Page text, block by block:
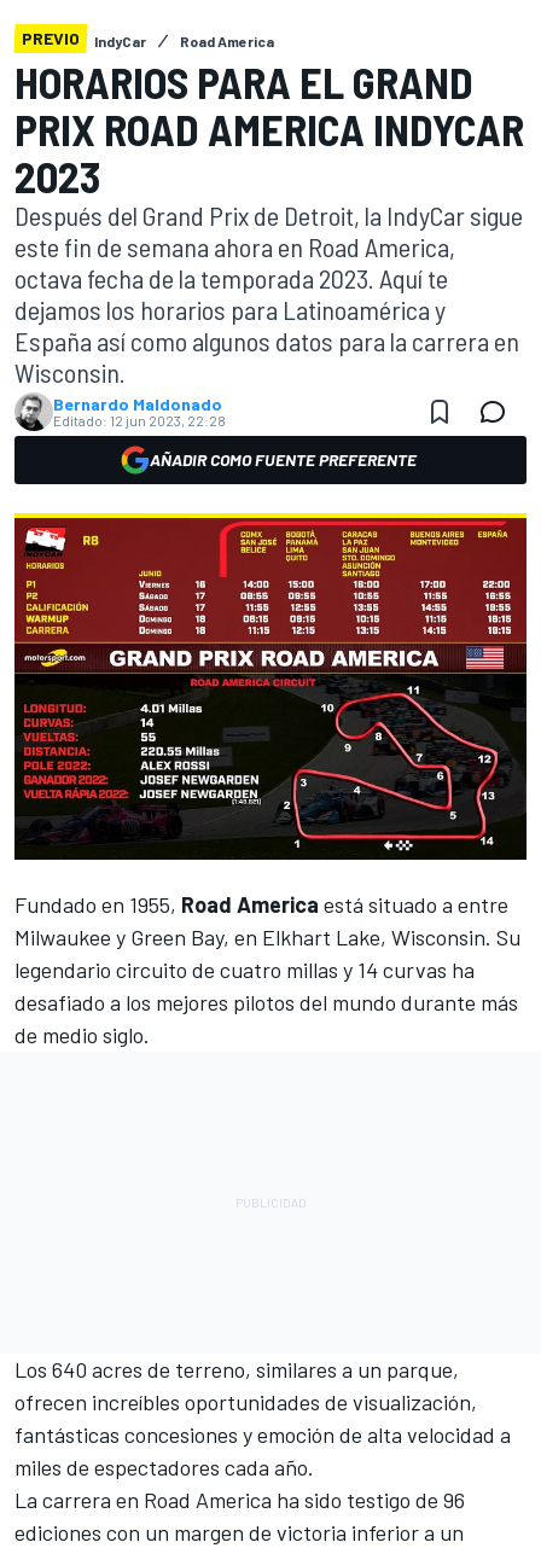
PREVIO IndyCar Road America
HORARIOS PARA EL GRAND
PRIX ROAD AMERICA INDYCAR
2023
Después del Grand Prix de Detroit, la IndyCar sigue
este fin de semana ahora en Road America,
octava fecha de la temporada 2023. Aquí te
dejamos los horarios para Latinoamérica y
España así como algunos datos para la carrera en
Wisconsin.
Bernardo Maldonado
Editado: 12 jun 2023, 22:28
AÑADIR COMO FUENTE PREFERENTE
Fundado en 1955, Road America está situado a entre
Milwaukee y Green Bay, en Elkhart Lake, Wisconsin. Su
legendario circuito de cuatro millas y 14 curvas ha
desafiado a los mejores pilotos del mundo durante más
de medio siglo.
Los 640 acres de terreno, similares a un parque,
ofrecen increíbles oportunidades de visualización,
fantásticas concesiones y emoción de alta velocidad a
miles de espectadores cada año.
La carrera en Road America ha sido testigo de 96
ediciones con un margen de victoria inferior a un